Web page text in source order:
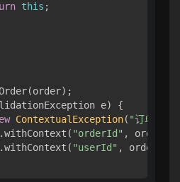
this ;
e) {
ContextualException( "订单处理
"orderId" ,
"userId" ,